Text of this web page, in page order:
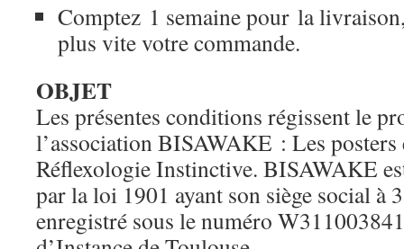
Comptez 1 semaine pour la
plus vite votre commande.
OBJET
Les présentes conditions régissent le
l’association BISAWAKE : Les posters
Réflexologie Instinctive. BISAWAKE
par la loi 1901 ayant son siège social à
enregistré sous le numéro